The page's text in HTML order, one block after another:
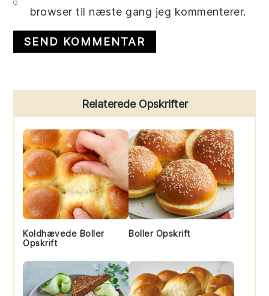
browser til næste gang jeg kommenterer.
Sidebar
Relaterede Opskrifter
Koldhævede Boller
Opskrift
Boller Opskrift